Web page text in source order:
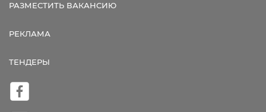
РАЗМЕСТИТЬ ВАКАНСИЮ
РЕКЛАМА
ТЕНДЕРЫ